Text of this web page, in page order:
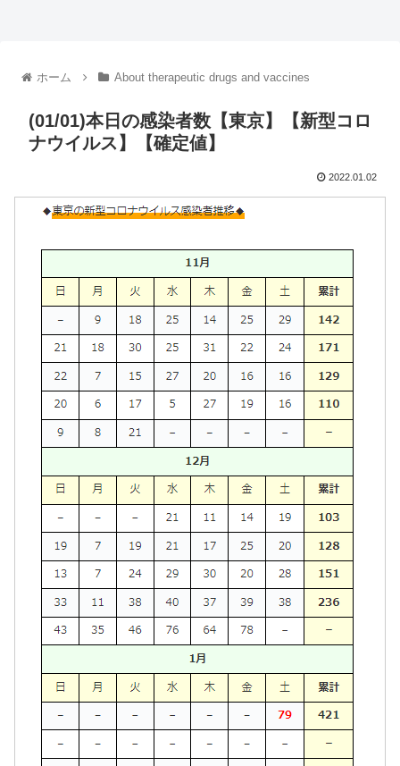
ホーム About therapeutic drugs and vaccines
(01/01)本日の感染者数【東京】【新型コロ
ナウイルス】【確定値】
2022.01.02